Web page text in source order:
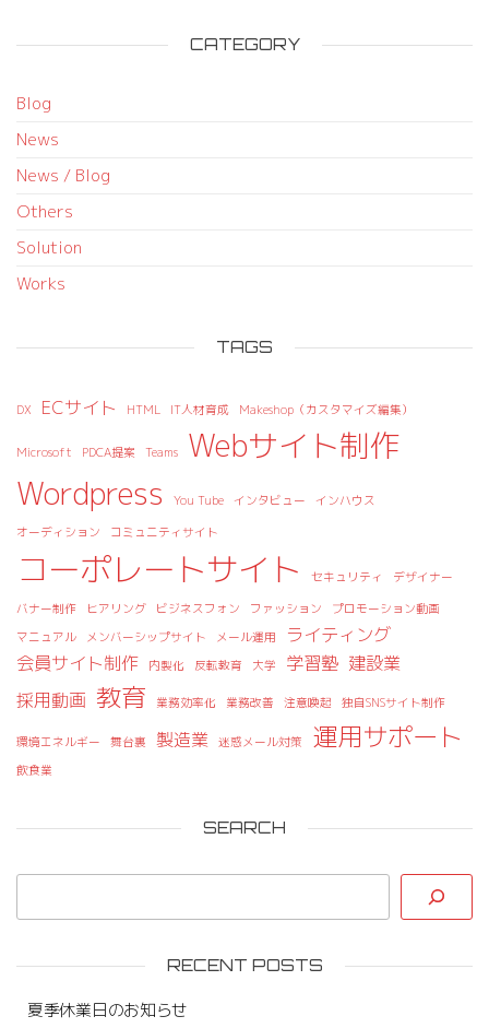
CATEGORY
Blog
News
News / Blog
Others
Solution
Works
TAGS
DX ECサイト HTML IT人材育成 Makeshop（カスタマイズ編集）
Microsoft PDCA提案 Teams
Webサイト制作
Wordpress
You Tube インタビュー インハウス
オーディション コミュニティサイト
コーポレートサイト セキュリティ デザイナー
バナー制作 ヒアリング ビジネスフォン ファッション
プロモーション動画
マニュアル
メンバーシップサイト メール運用
ライティング
会員サイト制作
内製化 反転教育 大学 学習塾 建設業
採用動画 教育 業務効率化 業務改善 注意喚起 独自SNSサイト制作
環境エネルギー 舞台裏 製造業 迷惑メール対策 運用サポート
飲食業
SEARCH
RECENT POSTS
夏季休業日のお知らせ